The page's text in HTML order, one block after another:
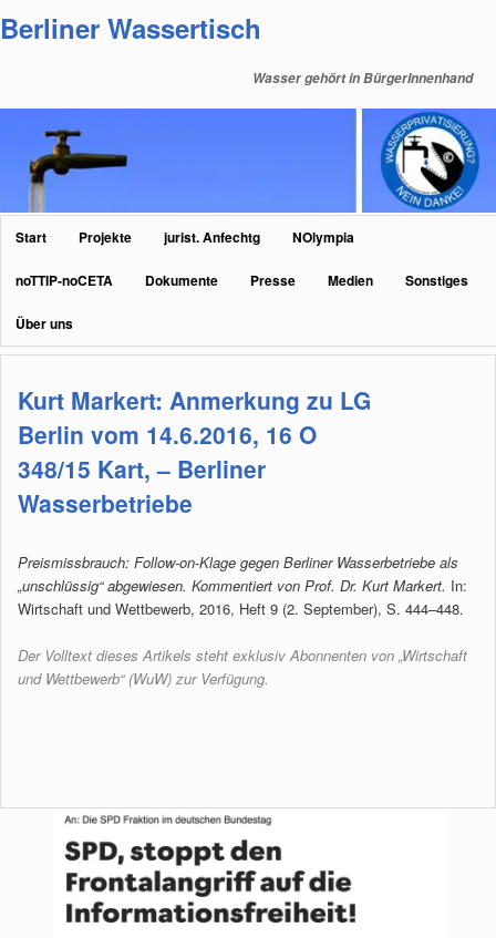
primären
sekundären
Berliner Wassertisch
Wasser gehört in BürgerInnenhand
Hauptmenü
Start Projekte jurist. Anfechtg NOlympia
noTTIP-noCETA Dokumente Presse Medien Sonstiges
Über uns
Kurt Markert: Anmerkung zu LG
Berlin vom 14.6.2016, 16 O
348/15 Kart, – Berliner
Wasserbetriebe
Preismissbrauch: Follow-on-Klage gegen Berliner Wasserbetriebe als
„unschlüssig“ abgewiesen. Kommentiert von Prof. Dr. Kurt Markert. In:
Wirtschaft und Wettbewerb, 2016, Heft 9 (2. September), S. 444–448.
Der Volltext dieses Artikels steht exklusiv Abonnenten von „Wirtschaft
und Wettbewerb“ (WuW) zur Verfügung.